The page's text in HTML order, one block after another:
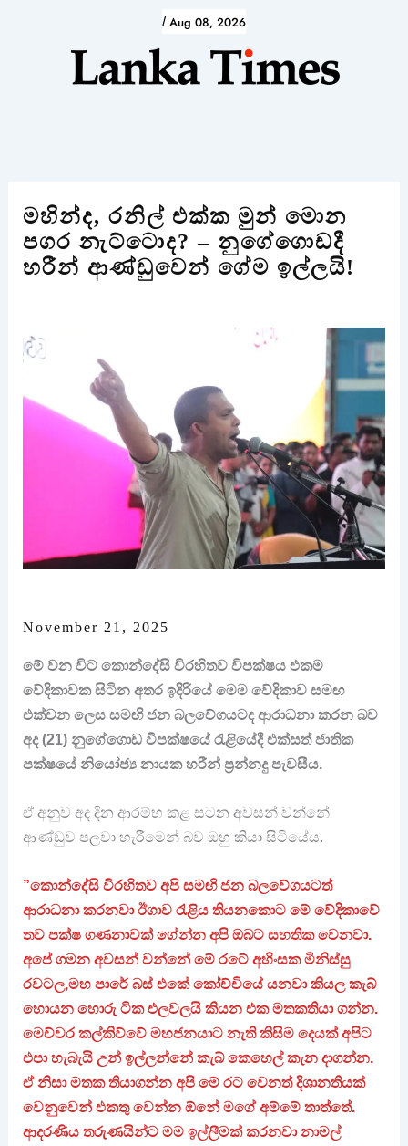
/ Aug 08, 2026
මහින්ද, රනිල් එක්ක මුන් මොන
පගර නැට්ටොද? – නුගේගොඩදී
හරීන් ආණ්ඩුවෙන් ගේම ඉල්ලයි!
November 21, 2025
මේ වන විට කොන්දේසි විරහිතව විපක්ෂය එකම
වේදිකාවක සිටින අතර ඉදිරියේ මෙම වේදිකාව සමඟ
එක්වන ලෙස සමඟි ජන බලවේගයටද ආරාධනා කරන බව
අද (21) නුගේගොඩ විපක්ෂයේ රැළියේදී එක්සත් ජාතික
පක්ෂයේ නියෝජ්‍ය නායක හරීන් ප්‍රන්නදු පැවසීය.
ඒ අනුව අද දින ආරම්භ කළ සටන අවසන් වන්නේ
ආණ්ඩුව පලවා හැරීමෙන් බව ඔහු කියා සිටියේය.
”කොන්දේසි විරහිතව අපි සමඟි ජන බලවේගයටත්
ආරාධනා කරනවා ඊගාව රැළිය තියනකොට මේ වේදිකාවේ
තව පක්ෂ ගණනාවක් ගේන්න අපි ඔබට සහතික වෙනවා.
අපේ ගමන අවසන් වන්නේ මේ රටේ අහිංසක මිනිස්සු
රවටල,මහ පාරේ බස් එකේ කෝච්චියේ යනවා කියල කැබ්
හොයන හොරු ටික එලවලයි කියන එක මතකතියා ගන්න.
මෙච්චර කල්කිව්වේ මහජනයාට නැති කිසිම දෙයක් අපිට
එපා හැබැයි උන් ඉල්ලන්නේ කැබ් කෙහෙල් කැන දාගන්න.
ඒ නිසා මතක තියාගන්න අපි මේ රට වෙනත් දිශානතියක්
වෙනුවෙන් එකතු වෙන්න ඕනේ මගේ අම්මේ තාත්තේ.
ආදරණිය තරුණයින්ට මම ඉල්ලීමක් කරනවා නාමල්